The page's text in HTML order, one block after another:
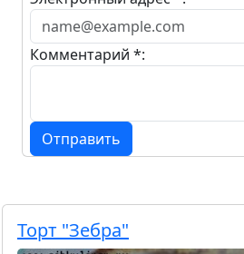
Комментарий *:
Отправить
Торт "Зебра"